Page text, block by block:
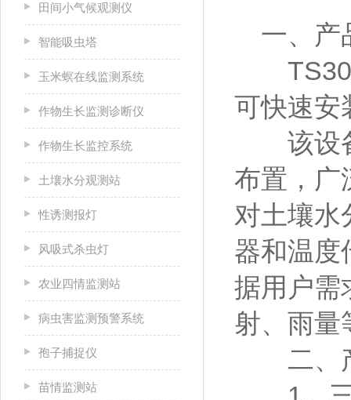
田间小气候观测仪
智能吸虫塔
玉米螟在线监测系统
作物生长监测诊断仪
作物生长监控系统
土壤水分观测站
性诱测报灯
风吸式杀虫灯
农业四情监测站
病虫害监测预警系统
孢子捕捉仪
苗情监测站
一、产
可快速安
该设备
布置，广
对土壤水
器和温度
据用户需
射、雨量
二、